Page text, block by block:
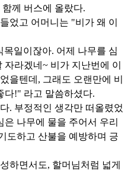
께 버스에 올랐다.
었고 어머니는 "비가 왜 이
일이잖아. 어제 나무를 심
라겠네~ 비가 지난번에 이
을텐데, 그래도 오랜만에 비
다!" 라고 말씀하셨다.
. 부정적인 생각만 떠올렸었
나무에 물을 주어서 우리
도하고 산불을 예방하며 긍
하면서도, 할머님처럼 넓게